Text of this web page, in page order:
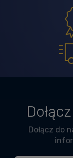
Dołącz do